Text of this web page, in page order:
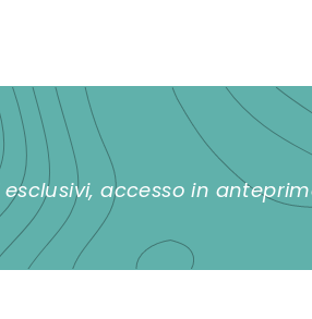
accesso in